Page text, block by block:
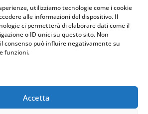
utilizziamo tecnologie come i cookie
alle informazioni del dispositivo. Il
ci permetterà di elaborare dati come il
o ID unici su questo sito. Non
consenso può influire negativamente su
funzioni.
Accetta
le quote residue di detrazione
pattuizione contrattuale – si
all’acquirente. Se il venditore le
a indicare in dichiarazione
caricate dalla precompilata.